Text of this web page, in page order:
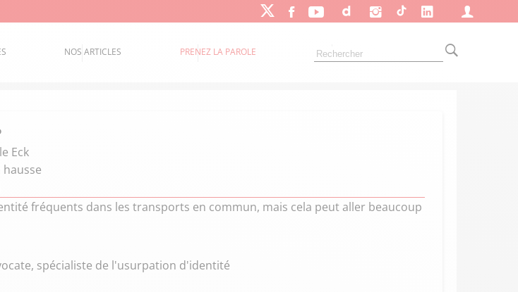
NOS ARTICLES PRENEZ LA PAROLE
Eck
fréquents dans les transports en commun, mais cela peut aller beaucoup
spécialiste de l'usurpation d'identité